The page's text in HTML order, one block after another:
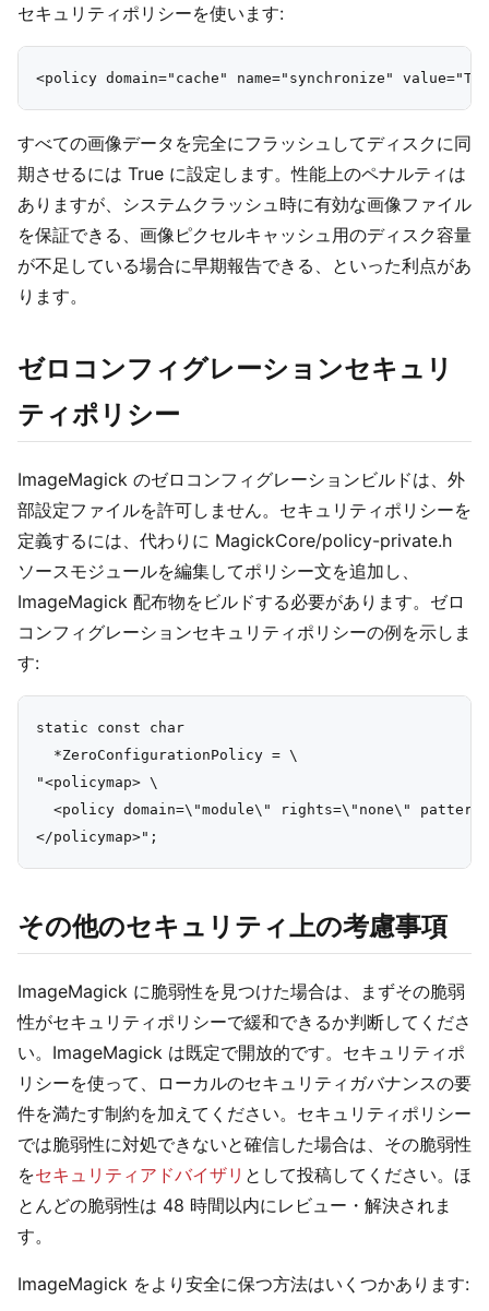
セキュリティポリシーを使います:
すべての画像データを完全にフラッシュしてディスクに同
期させるには True に設定します。性能上のペナルティは
ありますが、システムクラッシュ時に有効な画像ファイル
を保証できる、画像ピクセルキャッシュ用のディスク容量
が不足している場合に早期報告できる、といった利点があ
ります。
ゼロコンフィグレーションセキュリ
ティポリシー
ImageMagick のゼロコンフィグレーションビルドは、外
部設定ファイルを許可しません。セキュリティポリシーを
定義するには、代わりに MagickCore/policy-private.h
ソースモジュールを編集してポリシー文を追加し、
ImageMagick 配布物をビルドする必要があります。ゼロ
コンフィグレーションセキュリティポリシーの例を示しま
す:
static const char
  *ZeroConfigurationPolicy = \
"<policymap> \
<policy domain=\"module\" rights=\"none\"
その他のセキュリティ上の考慮事項
ImageMagick に脆弱性を見つけた場合は、まずその脆弱
性がセキュリティポリシーで緩和できるか判断してくださ
い。ImageMagick は既定で開放的です。セキュリティポ
リシーを使って、ローカルのセキュリティガバナンスの要
件を満たす制約を加えてください。セキュリティポリシー
では脆弱性に対処できないと確信した場合は、その脆弱性
をセキュリティアドバイザリ として投稿してください。ほ
とんどの脆弱性は 48 時間以内にレビュー・解決されま
す。
ImageMagick をより安全に保つ方法はいくつかあります: